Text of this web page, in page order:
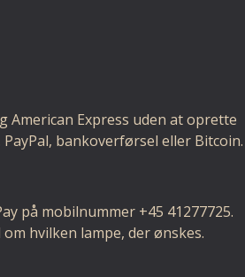
American Express uden at oprette
bankoverførsel eller Bitcoin.
på mobilnummer +45 41277725.
hvilken lampe, der ønskes.